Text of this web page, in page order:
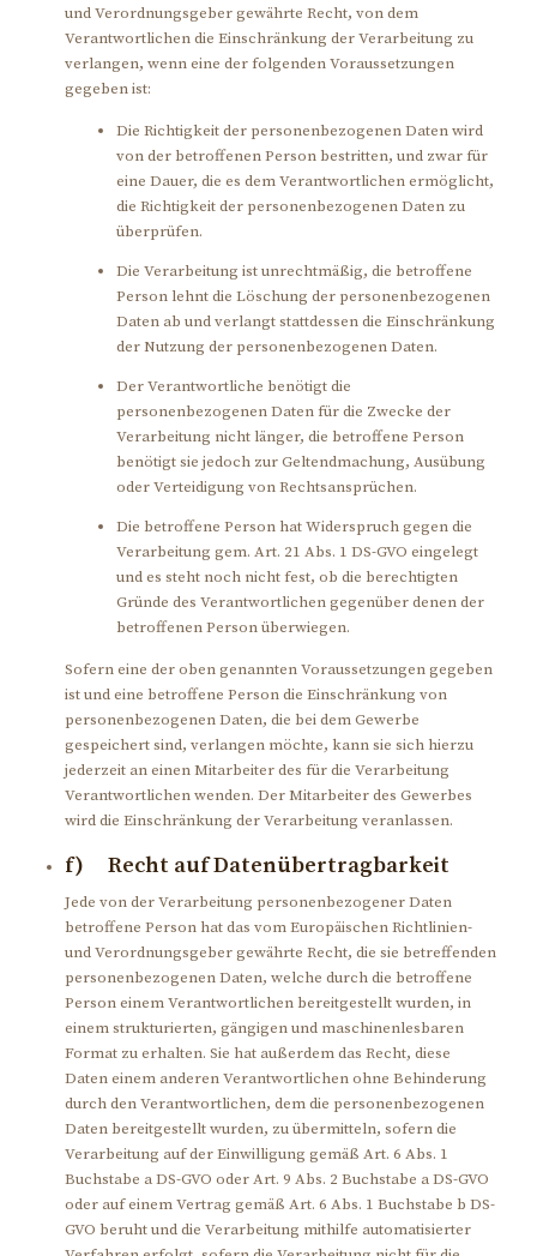
und Verordnungsgeber gewährte Recht, von dem
Verantwortlichen die Einschränkung der Verarbeitung zu
verlangen, wenn eine der folgenden Voraussetzungen
gegeben ist:
Die Richtigkeit der personenbezogenen Daten wird
von der betroffenen Person bestritten, und zwar für
eine Dauer, die es dem Verantwortlichen ermöglicht,
die Richtigkeit der personenbezogenen Daten zu
überprüfen.
Die Verarbeitung ist unrechtmäßig, die betroffene
Person lehnt die Löschung der personenbezogenen
Daten ab und verlangt stattdessen die Einschränkung
der Nutzung der personenbezogenen Daten.
Der Verantwortliche benötigt die
personenbezogenen Daten für die Zwecke der
Verarbeitung nicht länger, die betroffene Person
benötigt sie jedoch zur Geltendmachung, Ausübung
oder Verteidigung von Rechtsansprüchen.
Die betroffene Person hat Widerspruch gegen die
Verarbeitung gem. Art. 21 Abs. 1 DS-GVO eingelegt
und es steht noch nicht fest, ob die berechtigten
Gründe des Verantwortlichen gegenüber denen der
betroffenen Person überwiegen.
Sofern eine der oben genannten Voraussetzungen gegeben
ist und eine betroffene Person die Einschränkung von
personenbezogenen Daten, die bei dem Gewerbe
gespeichert sind, verlangen möchte, kann sie sich hierzu
jederzeit an einen Mitarbeiter des für die Verarbeitung
Verantwortlichen wenden. Der Mitarbeiter des Gewerbes
wird die Einschränkung der Verarbeitung veranlassen.
f) Recht auf Datenübertragbarkeit
Jede von der Verarbeitung personenbezogener Daten
betroffene Person hat das vom Europäischen Richtlinien-
und Verordnungsgeber gewährte Recht, die sie betreffenden
personenbezogenen Daten, welche durch die betroffene
Person einem Verantwortlichen bereitgestellt wurden, in
einem strukturierten, gängigen und maschinenlesbaren
Format zu erhalten. Sie hat außerdem das Recht, diese
Daten einem anderen Verantwortlichen ohne Behinderung
durch den Verantwortlichen, dem die personenbezogenen
Daten bereitgestellt wurden, zu übermitteln, sofern die
Verarbeitung auf der Einwilligung gemäß Art. 6 Abs. 1
Buchstabe a DS-GVO oder Art. 9 Abs. 2 Buchstabe a DS-GVO
oder auf einem Vertrag gemäß Art. 6 Abs. 1 Buchstabe b DS-
GVO beruht und die Verarbeitung mithilfe automatisierter